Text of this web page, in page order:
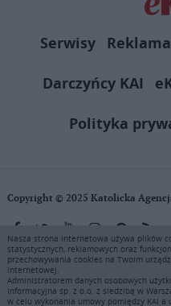
Serwisy Reklama
Darczyńcy KAI
Polityka
Copyright © 2025 Katolicka
KAI zastrzega wszelkie prawa do
i drukować fragmenty
wyłącznie do użytku
zawartości niniejszego serwisu
Nasza strona internetowa używa plików
statystycznych, reklamowych oraz
przechowywania cookies na Twoim
internetowej.
Administratorem danych osobowych
Informacyjna sp. z o.o. z siedzibą w
w celu wykonania umowy pomiędzy KAI a